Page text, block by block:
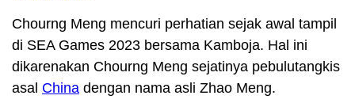
Chourng Meng mencuri perhatian sejak awal tampil
di SEA Games 2023 bersama Kamboja. Hal ini
dikarenakan Chourng Meng sejatinya pebulutangkis
asal China dengan nama asli Zhao Meng.